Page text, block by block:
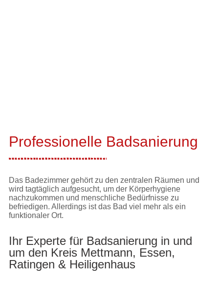
Professionelle Badsanierung
Das Badezimmer gehört zu den zentralen Räumen und
wird tagtäglich aufgesucht, um der Körperhygiene
nachzukommen und menschliche Bedürfnisse zu
befriedigen. Allerdings ist das Bad viel mehr als ein
funktionaler Ort.
Ihr Experte für Badsanierung in und
um den Kreis Mettmann, Essen,
Ratingen & Heiligenhaus